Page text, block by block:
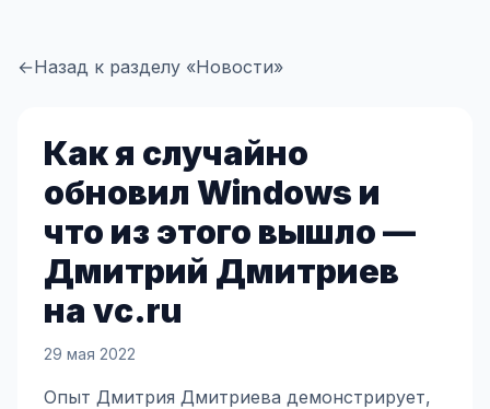
←Назад к разделу «Новости»
Как я случайно
обновил Windows и
что из этого вышло —
Дмитрий Дмитриев
на vc.ru
29 мая 2022
Опыт Дмитрия Дмитриева демонстрирует,